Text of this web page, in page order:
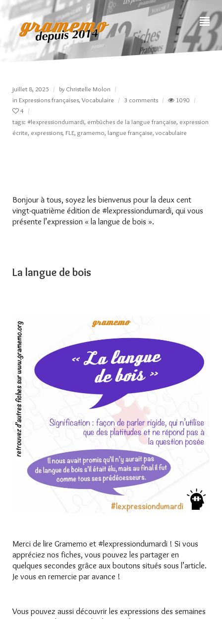
juillet 8, 2025 by Christelle Molon
in Expressions françaises, Vocabulaire 3 comments
1090
4
tags: #lexpressiondumardi, embûches de la langue française, expression
écrite, expressions, FLE, gramemo, langue française,vocabulaire
Bonjour à tous, soyez les bienvenus pour la deux cent
vingt-quatrième édition de #lexpressiondumardi, qui vous
présente l’expression « la langue de bois ».
La langue de bois
Merci de lire Gramemo et #lexpressiondumardi ! Si vous
appréciez nos fiches, vous pouvez les partager en
quelques secondes grâce aux boutons situés sous l’article.
Je vous en remercie par avance !
Vous pouvez aussi découvrir les expressions des semaines